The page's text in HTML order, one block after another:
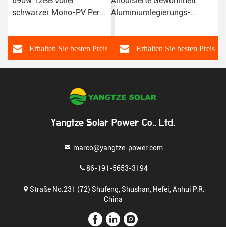
Aluminiumlegierungs-
Monogesichtssonnenkollektor-
PERC Half Cells 670W
Erhalten Sie besten Preis
Sonnenkollektor ODM mit
660W
Erhalten Sie besten Preis
Yangtze Solar Power Co., Ltd.
marco@yangtze-power.com
86-191-5653-3194
Straße No.231 (72) Shufeng, Shushan, Hefei, Anhui P.R.
China